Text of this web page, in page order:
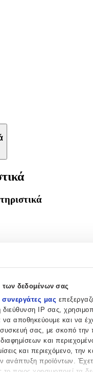
δεδομένων σας
συνεργάτες μας
IP σας,
αποθηκεύουμε και να
σας, με σκοπό την
και
και περιεχόμενο, την
ανάπτυξη προϊόντων.